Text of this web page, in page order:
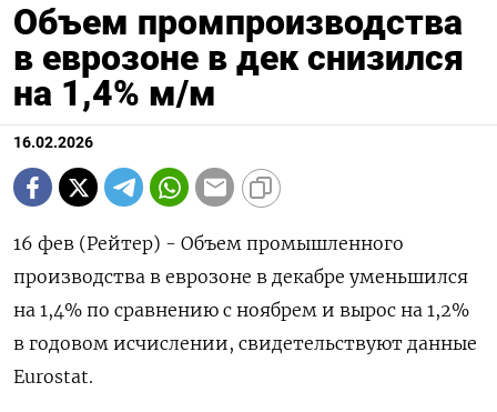
Объем промпроизводства
в еврозоне в дек снизился
на 1,4% м/м
16.02.2026
16 фев (Рейтер) - Объем промышленного
‌производства в еврозоне в декабре ​уменьшился ​
на ​1,⁠4% ‌по сравнению ‌с ноябрем и вырос на ​1,‌2%
в ​годовом исчислении, ‌свидетельствуют данные
Eurostat.